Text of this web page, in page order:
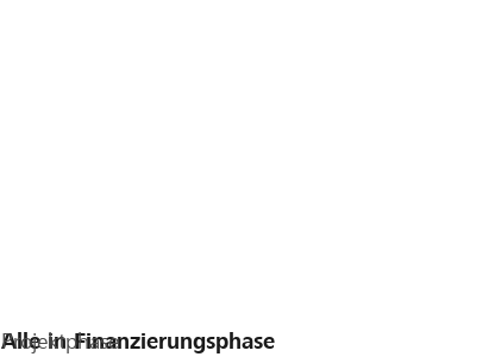
Projektphase